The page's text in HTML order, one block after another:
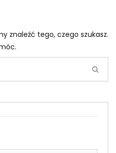
znaleźć tego, czego szukasz.